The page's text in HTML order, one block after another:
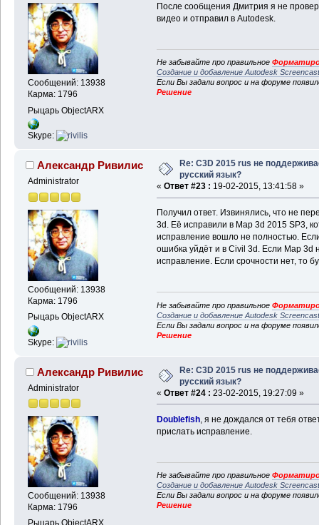
Сообщений: 13938
Карма: 1796
Рыцарь ObjectARX
Skype:
После сообщения Дмитрия я не
видео и отправил в Autodesk.
Не забывайте про правильное
Создание и добавление Autodesk
Если Вы задали вопрос и на форуме
Решение
Александр Ривилис
Administrator
Сообщений: 13938
Карма: 1796
Рыцарь ObjectARX
Skype:
Re: C3D 2015 rus не
русский язык?
« Ответ #23 : 19-02-2015, 13:41:58 »
Получил ответ. Извинялись, что не
3d. Её исправили в Map 3d 2015 SP3,
исправление вошло не полностью.
ошибка уйдёт и в Civil 3d. Если Map 3d
исправление. Если срочности нет, то
Не забывайте про правильное
Создание и добавление Autodesk
Если Вы задали вопрос и на форуме
Решение
Александр Ривилис
Administrator
Сообщений: 13938
Карма: 1796
Re: C3D 2015 rus не
русский язык?
« Ответ #24 : 23-02-2015, 19:27:09 »
Doublefish, я не дождался от тебя
прислать исправление.
Не забывайте про правильное
Создание и добавление Autodesk
Если Вы задали вопрос и на форуме
Решение